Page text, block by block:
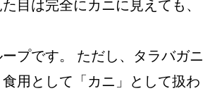
目は完全にカニに見えても、
プです。 ただし、タラバガニ
用として「カニ」として扱わ